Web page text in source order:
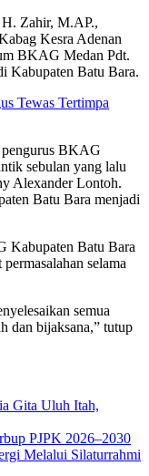
Zahir, M.AP.,
Kesra Adenan
BKAG Medan Pdt.
Kabupaten Batu Bara.
Tewas Tertimpa
pengurus BKAG
sebulan yang lalu
Alexander Lontoh.
Batu Bara menjadi
Kabupaten Batu Bara
selama
semua
dan bijaksana,” tutup
Gita Uluh Itah,
PJPK 2026–2030
Melalui Silaturrahmi